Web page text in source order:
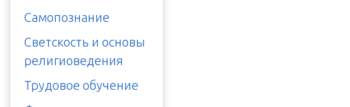
Самопознание
Светскость и основы
религиоведения
Трудовое обучение